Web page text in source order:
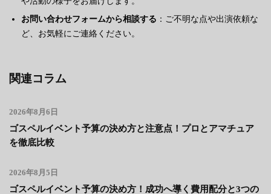
お問い合わせフォームから相談する ：ご不明な点や出演依頼な
ど、お気軽にご連絡ください。
関連コラム
2026年8月6日
ゴスペルイベント予算の決め方と注意点！プロとアマチュア
を徹底比較
2026年8月5日
ゴスペルイベント予算の決め方！成功へ導く費用配分と3つの